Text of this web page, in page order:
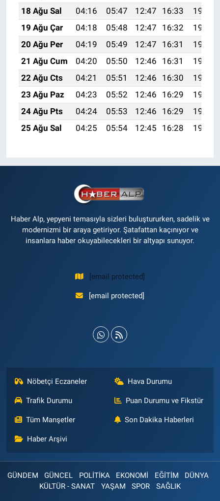
18 Ağu Sal
04:16 05:47 12:47 16:33
19:37
19 Ağu Çar
04:18 05:48 12:47 16:32
19:35
20 Ağu Per
04:19 05:49 12:47 16:31
19:34
21 Ağu Cum
04:20 05:50 12:46 16:31
19:33
22 Ağu Cts
04:21 05:51 12:46 16:30
19:31
23 Ağu Paz
04:23 05:52 12:46 16:29
19:30
24 Ağu Pts
04:24 05:53 12:46 16:29
19:28
25 Ağu Sal
04:25 05:54 12:45 16:28 19:27
Haber Alp, yepyeni temasıyla sizleri buluştururken, sadelik ve
modernizmi bir araya getiriyor. Şatafattan kaçınıyor ve
insanlara haber okuyabilecekleri bir altyapı sunuyor.
[email protected]
[email protected]
Nöbetçi Eczaneler Hava Durumu
Trafik Durumu Puan Durumu ve Fikstür
Tüm Manşetler Son Dakika Haberleri
Haber Arşivi
GÜNDEM GÜNCEL POLİTİKA EKONOMİ EĞİTİM
DÜNYA
KÜLTÜR - SANAT
YAŞAM SPOR SAĞLIK